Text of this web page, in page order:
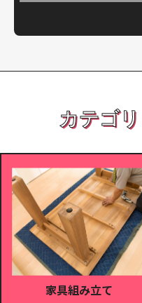
カテゴリ
家具組み立て